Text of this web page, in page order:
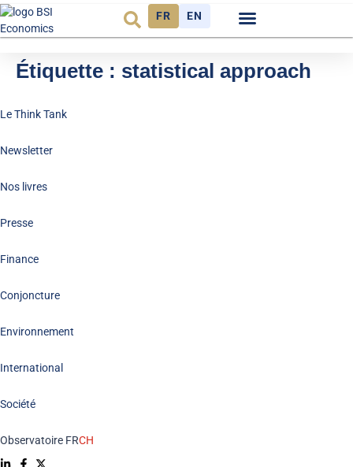
FR EN
Étiquette : statistical approach
Le Think Tank
Newsletter
Nos livres
Presse
Finance
Conjoncture
Environnement
International
Société
Observatoire FRCH